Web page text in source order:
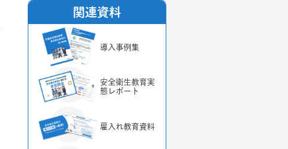
関連資料
導入事例集
安全衛生教育実
態レポート
雇入れ教育資料